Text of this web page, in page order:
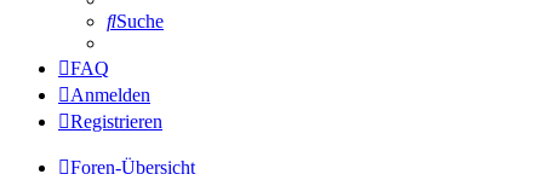
Suche
FAQ
Anmelden
Registrieren
Foren-Übersicht